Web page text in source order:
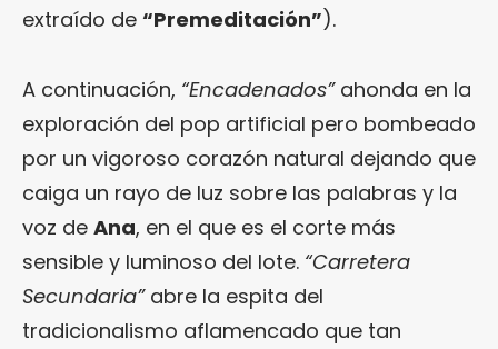
extraído de “Premeditación”).
A continuación, “Encadenados”ahonda en la
exploración del pop artificial pero bombeado
por un vigoroso corazón natural dejando que
caiga un rayo de luz sobre las palabras y la
voz de Ana, en el que es el corte más
sensible y luminoso del lote. “Carretera
Secundaria”abre la espita del
tradicionalismo aflamencado que tan